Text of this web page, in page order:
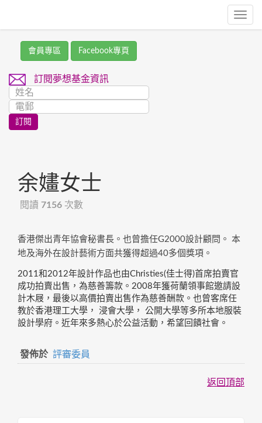
會員專區 Facebook專頁
訂閱夢想基金資訊
余嫿女士
閱讀 7156 次數
香港傑出青年協會秘書長。也曾擔任G2000設計顧問。 本
地及海外在設計藝術方面共獲得超過40多個獎項。
2011和2012年設計作品也由Christies(佳士得)首席拍賣官
成功拍賣出售，為慈善籌款。2008年獲荷蘭領事館邀請設
計木屐，最後以高價拍賣出售作為慈善酬款。也曾客席任
教於香港理工大學， 浸會大學， 公開大學等多所本地服裝
設計學府。近年來多熱心於公益活動，希望回饋社會。
發佈於 評審委員
返回頂部